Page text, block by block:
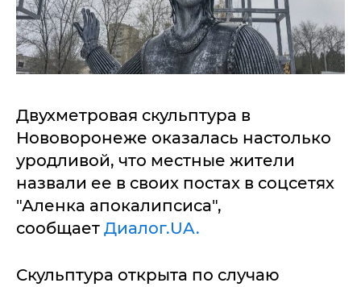
Двухметровая скульптура в
Нововоронеже оказалась настолько
уродливой, что местные жители
назвали ее в своих постах в соцсетях
"Аленка апокалипсиса",
сообщает Диалог.UA.
Скульптура открыта по случаю